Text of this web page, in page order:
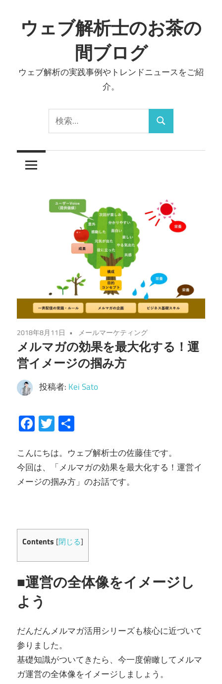
ン
へ
ウェブ解析士のお茶の
間ブログ
ウェブ解析の実践事例やトレンドニュースをご紹
介。
索:
検
2018年8月11日 メールマーケティング
メルマガの効果を最大化する！運
営イメージの掴み方
投稿者: Kei Sato
Facebook
Twitter
こんにちは。ウェブ解析士の佐藤佳です。
今回は、「メルマガの効果を最大化する！運営イ
メージの掴み方」のお話です。
Contents [閉じる]
■運営の全体像をイメージし
よう
だんだんメルマガ活用シリーズも核心に近づいて
参りました。
基礎知識がついてきたら、今一度俯瞰してメルマ
ガ運営の全体像をイメージしましょう。